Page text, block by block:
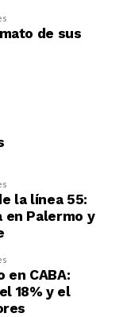
de sus
la línea 55:
en Palermo y
CABA:
18% y el